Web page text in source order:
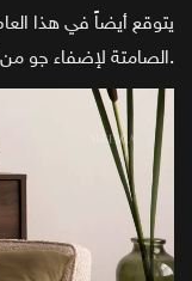
يتوقع أيضاً في هذا
الصامتة لإضفاء جو من الهدوء والثراء إلى التصاميم الداخلية.